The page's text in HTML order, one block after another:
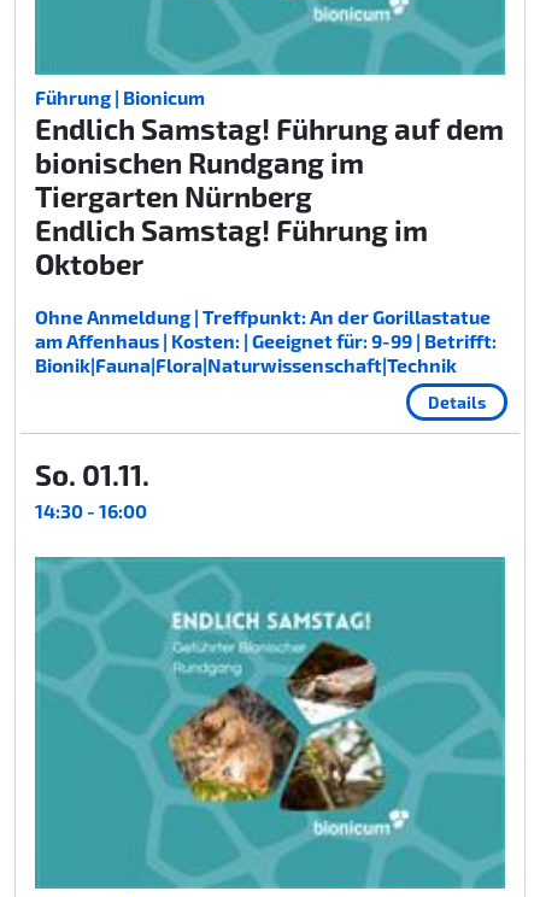
Führung | Bionicum
Endlich Samstag! Führung auf dem
bionischen Rundgang im
Tiergarten Nürnberg
Endlich Samstag! Führung im
Oktober
Ohne Anmeldung | Treffpunkt: An der Gorillastatue
am Affenhaus | Kosten: | Geeignet für: 9-99 | Betrifft:
Bionik|Fauna|Flora|Naturwissenschaft|Technik
Details
So. 01.11.
14:30 - 16:00